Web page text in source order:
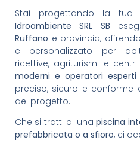
Stai progettando la tua
Idroambiente SRL SB
Ruffano e provincia,
e personalizzato per
ricettive, agriturismi e centri
moderni e operatori esperti
preciso, sicuro e conforme
del progetto.
Che si tratti di unapiscina
prefabbricata o a sfioro, ci